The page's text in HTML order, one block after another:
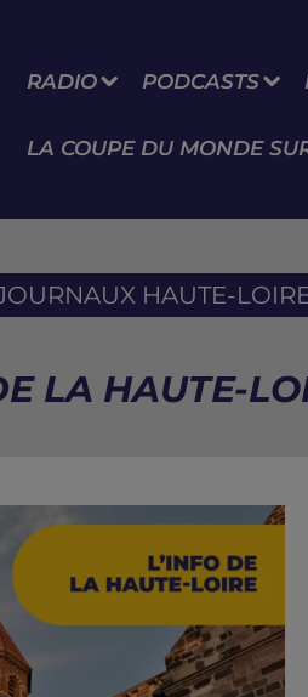
RADIO PODCASTS
LA COUPE DU MONDE
HAUTE-
LA HAUTE-